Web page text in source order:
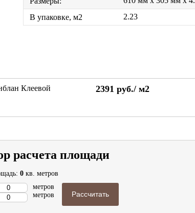
В упаковке, м2
2.23
Клеевой
2391 руб./ м2
расчета площади
0 кв. метров
метров
метров
Рассчитать